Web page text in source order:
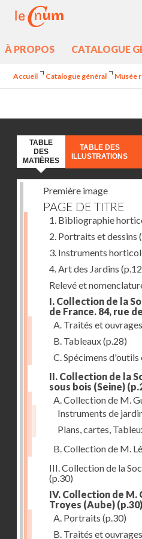
À PROPOS CATALOGUE
Accueil Catalogue général Musée
TABLE
DES
MATIÈRES
TABLE DES
ILLUSTRATIONS
Première image
PAGE DE TITRE
1. Bibliographie
2. Portraits et dessins
3. Instruments
4. Art des Jardins
Relevé et
I. Collection de la
de France. 84, rue
A. Traités et
B. Tableaux(p.28)
C. Spécimens
II. Collection de la
sous bois (Seine)
A. Collection de M.
Instruments de
Plans, cartes,
B. Collection de M.
III. Collection de la
(p.30)
IV. Collection de
Troyes (Aube) (p.30)
A. Portraits (p.30)
B. Traités et